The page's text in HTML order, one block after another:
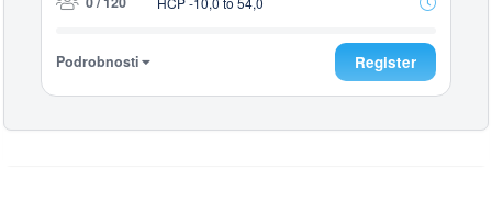
Podrobnosti Register